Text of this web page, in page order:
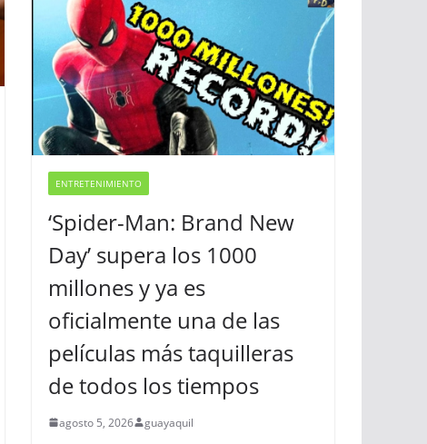
ENTRETENIMIENTO
‘Spider-Man: Brand New
Day’ supera los 1000
millones y ya es
oficialmente una de las
películas más taquilleras
de todos los tiempos
agosto 5, 2026 guayaquil